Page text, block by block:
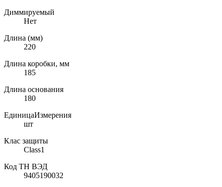
Диммируемый
Нет
Длина (мм)
220
Длина коробки, мм
185
Длина основания
180
ЕдиницаИзмерения
шт
Клас защиты
Class1
Код ТН ВЭД
9405190032